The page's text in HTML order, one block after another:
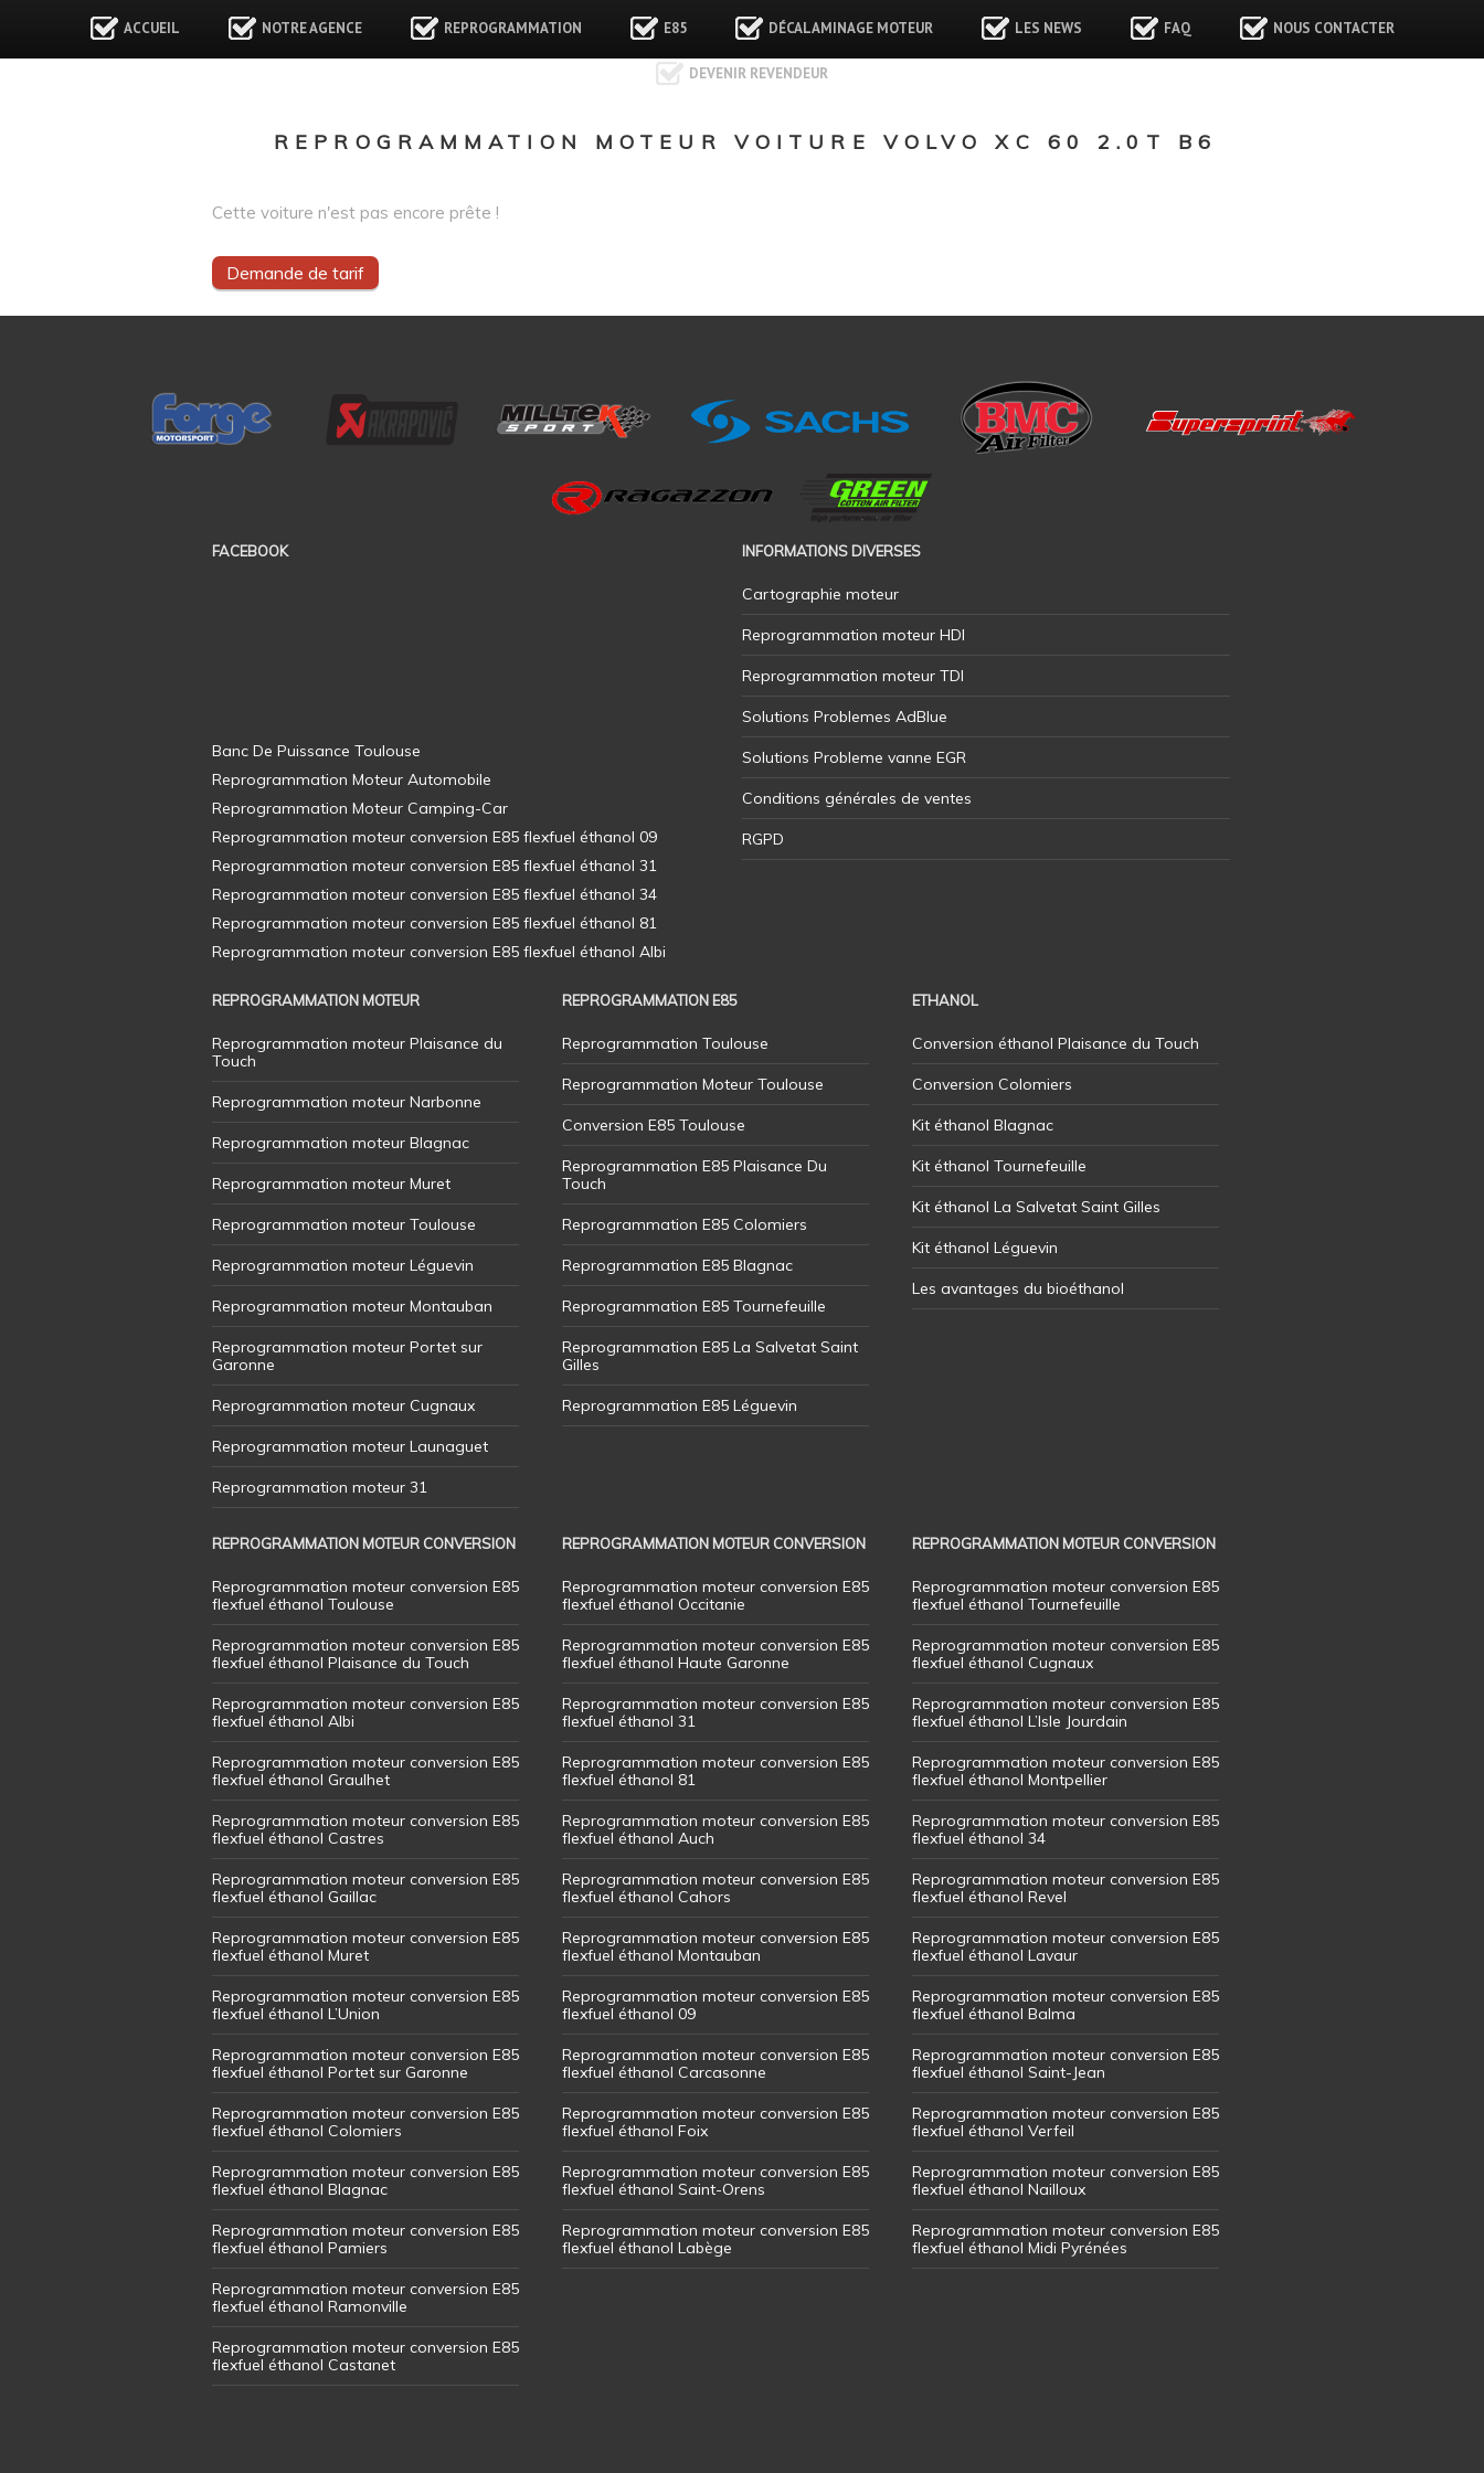
ACCUEIL NOTRE AGENCE REPROGRAMMATION E85 DÉCALAMINAGE MOTEUR LES NEWS FAQ NOUS CONTACTER
DEVENIR REVENDEUR
REPROGRAMMATION MOTEUR VOITURE VOLVO XC 60 2.0T B6
Cette voiture n'est pas encore prête !
Demande de tarif
FACEBOOK INFORMATIONS DIVERSES
Cartographie moteur
Reprogrammation moteur HDI
Reprogrammation moteur TDI
Solutions Problemes AdBlue
Solutions Probleme vanne EGR
Conditions générales de ventes
RGPD
REPROGRAMMATION MOTEUR
Reprogrammation moteur Plaisance du
Touch
Reprogrammation moteur Narbonne
Reprogrammation moteur Blagnac
Reprogrammation moteur Muret
Reprogrammation moteur Toulouse
Reprogrammation moteur Léguevin
Reprogrammation moteur Montauban
Reprogrammation moteur Portet sur
Garonne
Reprogrammation moteur Cugnaux
Reprogrammation moteur Launaguet
Reprogrammation moteur 31
REPROGRAMMATION E85
Reprogrammation Toulouse
Reprogrammation Moteur Toulouse
Conversion E85 Toulouse
Reprogrammation E85 Plaisance Du
Touch
Reprogrammation E85 Colomiers
Reprogrammation E85 Blagnac
Reprogrammation E85 Tournefeuille
Reprogrammation E85 La Salvetat Saint
Gilles
Reprogrammation E85 Léguevin
ETHANOL
Conversion éthanol Plaisance du Touch
Conversion Colomiers
Kit éthanol Blagnac
Kit éthanol Tournefeuille
Kit éthanol La Salvetat Saint Gilles
Kit éthanol Léguevin
Les avantages du bioéthanol
REPROGRAMMATION MOTEUR CONVERSION
Reprogrammation moteur conversion E85
flexfuel éthanol Toulouse
Reprogrammation moteur conversion E85
flexfuel éthanol Plaisance du Touch
Reprogrammation moteur conversion E85
flexfuel éthanol Albi
Reprogrammation moteur conversion E85
flexfuel éthanol Graulhet
Reprogrammation moteur conversion E85
flexfuel éthanol Castres
Reprogrammation moteur conversion E85
flexfuel éthanol Gaillac
Reprogrammation moteur conversion E85
flexfuel éthanol Muret
Reprogrammation moteur conversion E85
flexfuel éthanol L’Union
Reprogrammation moteur conversion E85
flexfuel éthanol Portet sur Garonne
Reprogrammation moteur conversion E85
flexfuel éthanol Colomiers
Reprogrammation moteur conversion E85
flexfuel éthanol Blagnac
Reprogrammation moteur conversion E85
flexfuel éthanol Pamiers
Reprogrammation moteur conversion E85
flexfuel éthanol Ramonville
Reprogrammation moteur conversion E85
flexfuel éthanol Castanet
REPROGRAMMATION MOTEUR CONVERSION
Reprogrammation moteur conversion E85
flexfuel éthanol Occitanie
Reprogrammation moteur conversion E85
flexfuel éthanol Haute Garonne
Reprogrammation moteur conversion E85
flexfuel éthanol 31
Reprogrammation moteur conversion E85
flexfuel éthanol 81
Reprogrammation moteur conversion E85
flexfuel éthanol Auch
Reprogrammation moteur conversion E85
flexfuel éthanol Cahors
Reprogrammation moteur conversion E85
flexfuel éthanol Montauban
Reprogrammation moteur conversion E85
flexfuel éthanol 09
Reprogrammation moteur conversion E85
flexfuel éthanol Carcasonne
Reprogrammation moteur conversion E85
flexfuel éthanol Foix
Reprogrammation moteur conversion E85
flexfuel éthanol Saint-Orens
Reprogrammation moteur conversion E85
flexfuel éthanol Labège
REPROGRAMMATION MOTEUR CONVERSION
Reprogrammation moteur conversion E85
flexfuel éthanol Tournefeuille
Reprogrammation moteur conversion E85
flexfuel éthanol Cugnaux
Reprogrammation moteur conversion E85
flexfuel éthanol L’Isle Jourdain
Reprogrammation moteur conversion E85
flexfuel éthanol Montpellier
Reprogrammation moteur conversion E85
flexfuel éthanol 34
Reprogrammation moteur conversion E85
flexfuel éthanol Revel
Reprogrammation moteur conversion E85
flexfuel éthanol Lavaur
Reprogrammation moteur conversion E85
flexfuel éthanol Balma
Reprogrammation moteur conversion E85
flexfuel éthanol Saint-Jean
Reprogrammation moteur conversion E85
flexfuel éthanol Verfeil
Reprogrammation moteur conversion E85
flexfuel éthanol Nailloux
Reprogrammation moteur conversion E85
flexfuel éthanol Midi Pyrénées
Banc De Puissance Toulouse
Reprogrammation Moteur Automobile
Reprogrammation Moteur Camping-Car
Reprogrammation moteur conversion E85 flexfuel éthanol 09
Reprogrammation moteur conversion E85 flexfuel éthanol 31
Reprogrammation moteur conversion E85 flexfuel éthanol 34
Reprogrammation moteur conversion E85 flexfuel éthanol 81
Reprogrammation moteur conversion E85 flexfuel éthanol Albi